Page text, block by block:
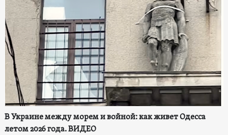
В Украине между морем и войной: как живет Одесса
летом 2026 года. ВИДЕО